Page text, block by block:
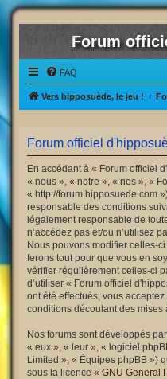
Forum
FAQ
Vers hipposuède, le jeu !
Forum officiel
En accédant à « Forum officiel
« nous », « notre », « nos », «
« http://forum.hipposuede.com
responsable des conditions
légalement responsable de
n’accédez pas et/ou n’utilisez
Nous pouvons modifier celles-
ferons tout pour que vous en
vérifier régulièrement celles-ci
d’utiliser « Forum officiel
ont été effectués, vous
conditions découlant des mises
Nos forums sont développés
« eux », « leur », « logiciel
Limited », « Équipes phpBB »)
sous la licence « GNU General